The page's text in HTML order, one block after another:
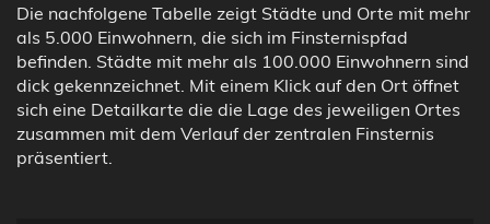
Die nachfolgene Tabelle zeigt Städte und Orte mit mehr
als 5.000 Einwohnern, die sich im Finsternispfad
befinden. Städte mit mehr als 100.000 Einwohnern sind
dick gekennzeichnet. Mit einem Klick auf den Ort öffnet
sich eine Detailkarte die die Lage des jeweiligen Ortes
zusammen mit dem Verlauf der zentralen Finsternis
präsentiert.